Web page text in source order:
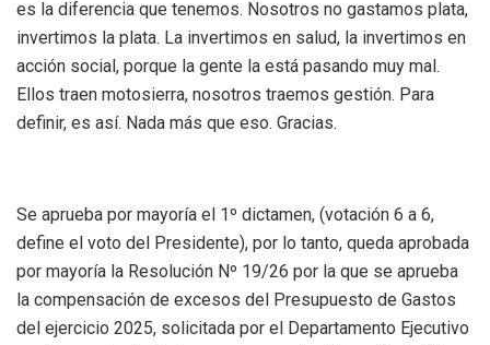
es la diferencia que tenemos. Nosotros no gastamos plata,
invertimos la plata. La invertimos en salud, la invertimos en
acción social, porque la gente la está pasando muy mal.
Ellos traen motosierra, nosotros traemos gestión. Para
definir, es así. Nada más que eso. Gracias.
Se aprueba por mayoría el 1º dictamen, (votación 6 a 6,
define el voto del Presidente), por lo tanto, queda aprobada
por mayoría la Resolución Nº 19/26 por la que se aprueba
la compensación de excesos del Presupuesto de Gastos
del ejercicio 2025, solicitada por el Departamento Ejecutivo